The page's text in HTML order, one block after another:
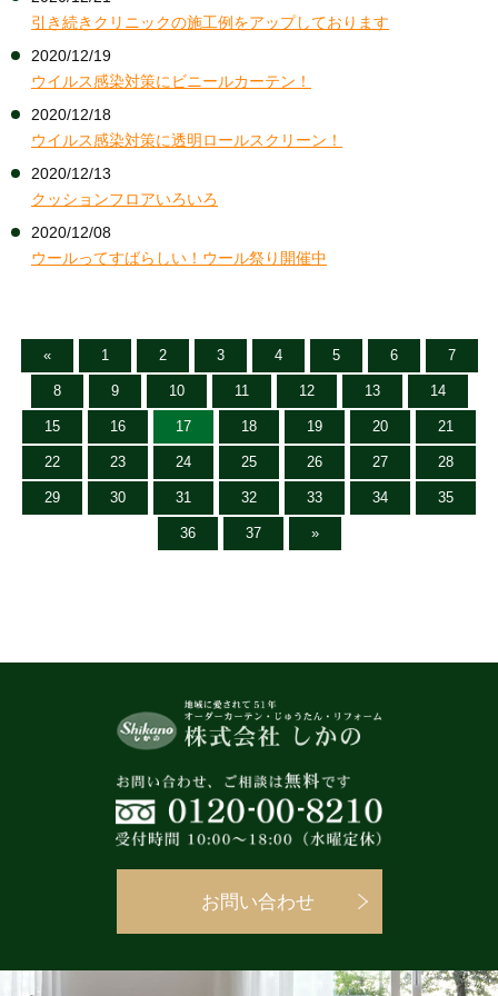
引き続きクリニックの施工例をアップしております
2020/12/19
ウイルス感染対策にビニールカーテン！
2020/12/18
ウイルス感染対策に透明ロールスクリーン！
2020/12/13
クッションフロアいろいろ
2020/12/08
ウールってすばらしい！ウール祭り開催中
« 1 2 3 4 5 6 7
8 9 10 11 12 13 14
15 16 17 18 19 20 21
22 23 24 25 26 27 28
29 30 31 32 33 34 35
36 37 »
お問い合わせ